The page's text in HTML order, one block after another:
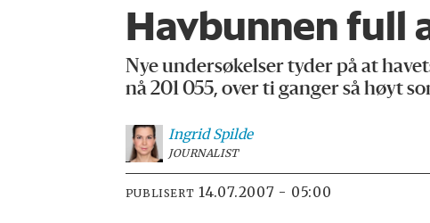
Havbunnen full
Nye undersøkelser tyder på at
nå 201 055, over ti ganger så høyt
Ingrid Spilde
JOURNALIST
PUBLISERT 14.07.2007 - 05:00